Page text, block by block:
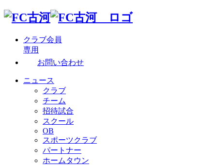
クラブ会員
専用
お問い合わせ
ニュース
クラブ
チーム
招待試合
スクール
OB
スポーツクラブ
パートナー
ホームタウン